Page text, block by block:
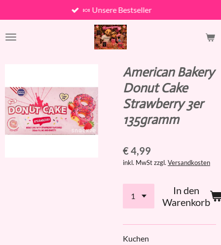
Hauptinhalt
springen
🍬 Unsere Bestseller
American Bakery
Donut Cake
Strawberry 3er
135gramm
€ 4,99
inkl. MwSt zzgl. Versandkosten
In den
Warenkorb
Kuchen